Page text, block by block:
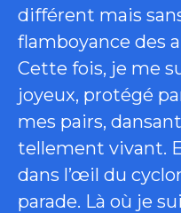
différent mais
flamboyance des
Cette fois, je me
joyeux, protégé
mes pairs,
tellement vivant.
dans l’œil du
parade. Là où je